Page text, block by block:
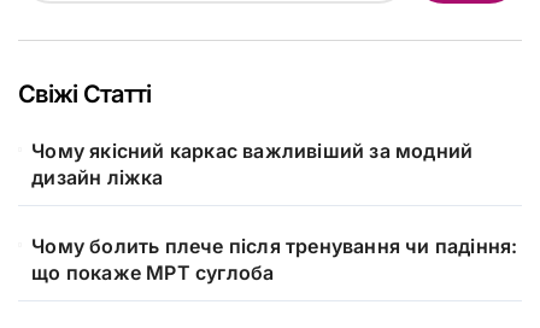
Свіжі Статті
Чому якісний каркас важливіший за модний
дизайн ліжка
Чому болить плече після тренування чи падіння:
що покаже МРТ суглоба